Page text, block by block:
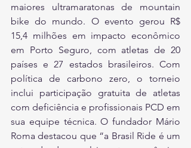
maiores ultramaratonas de mountain
bike do mundo. O evento gerou R$
15,4 milhões em impacto econômico
em Porto Seguro, com atletas de 20
países e 27 estados brasileiros. Com
política de carbono zero, o torneio
inclui participação gratuita de atletas
com deficiência e profissionais PCD em
sua equipe técnica. O fundador Mário
Roma destacou que “a Brasil Ride é um